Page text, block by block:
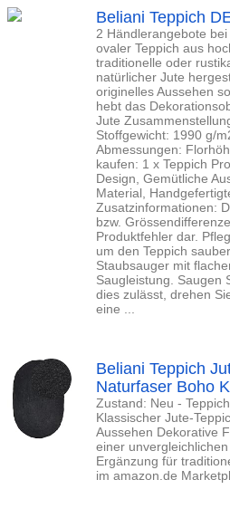
Beliani Teppich
2 Händlerangebote
ovaler Teppich aus
traditionelle oder
natürlicher Jute
originelles Aussehen
hebt das
Jute
Stoffgewicht: 1990 g/
Abmessungen:
kaufen: 1 x Teppich
Design, Gemütliche
Material,
Zusatzinformationen:
bzw.
Produktfehler dar.
um den Teppich
Staubsauger mit
Saugleistung. Saugen
dies zulässt, drehen
eine ...
Beliani Teppich
Naturfaser Boho
Zustand: Neu -
Klassischer Jute-
Aussehen Dekorative
einer
Ergänzung für
im amazon.de